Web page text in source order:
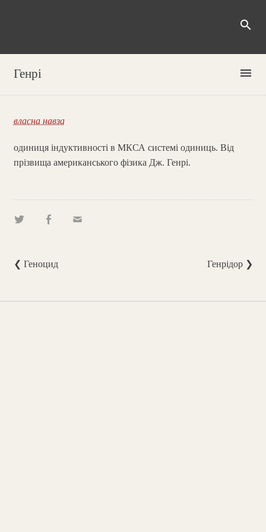
search
Генрі menu
власна навза
одиниця індуктивності в МКСА системі одиниць. Від
прізвища американського фізика Дж. Генрі.
❮ Геноцид Генрідор ❯